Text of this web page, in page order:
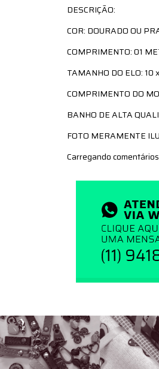
DESCRIÇÃO:
COR: DOURADO OU
COMPRIMENTO: 01
TAMANHO DO ELO: 10
COMPRIMENTO DO
BANHO DE ALTA
FOTO MERAMENTE
Carregando comentários